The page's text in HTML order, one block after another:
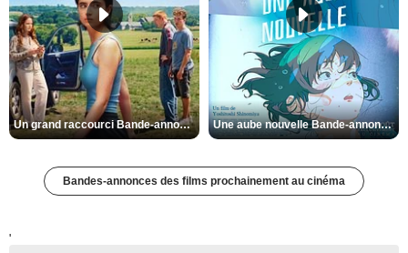
Un grand raccourci Bande-annonce VF Une aube nouvelle Bande-annonce VO STFR
Bandes-annonces des films prochainement au cinéma
'